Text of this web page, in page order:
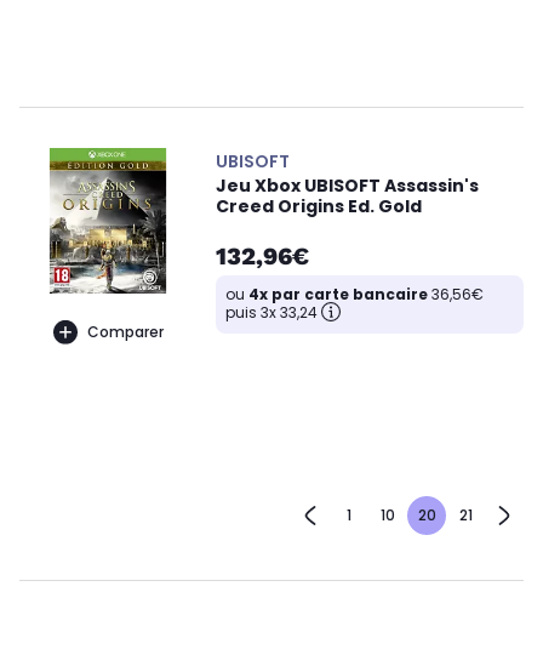
Comparer
UBISOFT
Jeu Xbox UBISOFT Assassin's
Creed Origins Ed. Gold
132,96€
ou 4x par carte bancaire36,56€
puis 3x 33,24
1 10 20 21